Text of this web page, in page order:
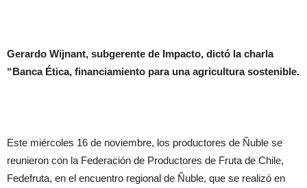
Gerardo Wijnant, subgerente de Impacto, dictó la charla
“Banca Ética, financiamiento para una agricultura sostenible.
Este miércoles 16 de noviembre, los productores de Ñuble se
reunieron con la Federación de Productores de Fruta de Chile,
Fedefruta, en el encuentro regional de Ñuble, que se realizó en